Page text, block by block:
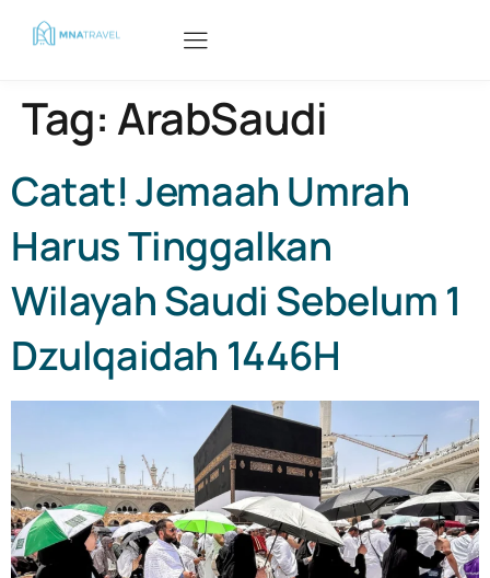
Tag: ArabSaudi
Catat! Jemaah Umrah
Harus Tinggalkan
Wilayah Saudi Sebelum 1
Dzulqaidah 1446H